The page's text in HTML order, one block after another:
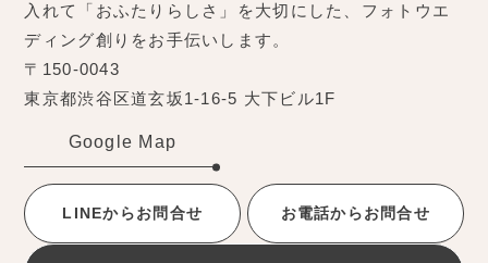
入れて「おふたりらしさ」を大切にした、フォトウエ
ディング創りをお手伝いします。
〒150-0043
東京都渋谷区道玄坂1-16-5 大下ビル1F
Google Map
LINEからお問合せ お電話からお問合せ